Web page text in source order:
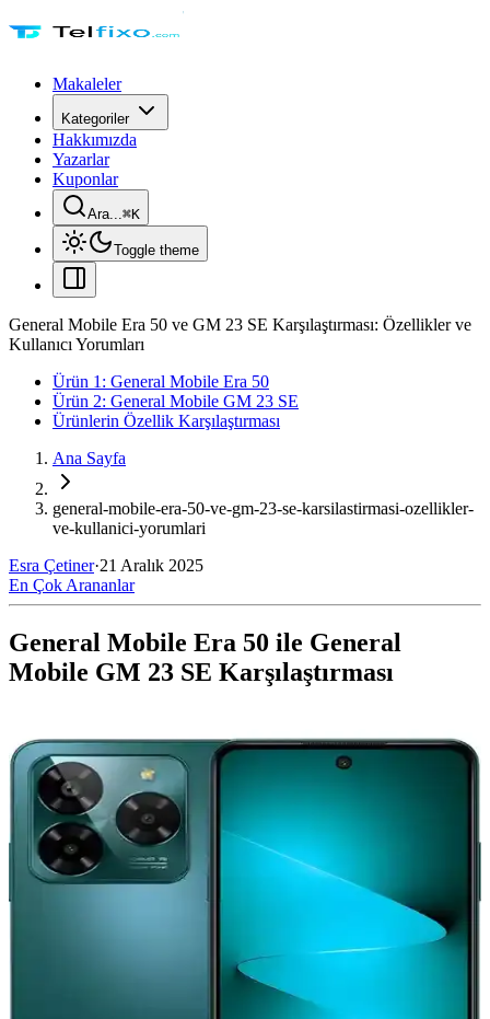
Makaleler
Kategoriler
Hakkımızda
Yazarlar
Kuponlar
Ara...⌘K
Toggle theme
General Mobile Era 50 ve GM 23 SE Karşılaştırması: Özellikler ve
Kullanıcı Yorumları
Ürün 1: General Mobile Era 50
Ürün 2: General Mobile GM 23 SE
Ürünlerin Özellik Karşılaştırması
Ana Sayfa
general-mobile-era-50-ve-gm-23-se-karsilastirmasi-ozellikler-
ve-kullanici-yorumlari
Esra Çetiner·21 Aralık 2025
En Çok Arananlar
General Mobile Era 50 ile General
Mobile GM 23 SE Karşılaştırması